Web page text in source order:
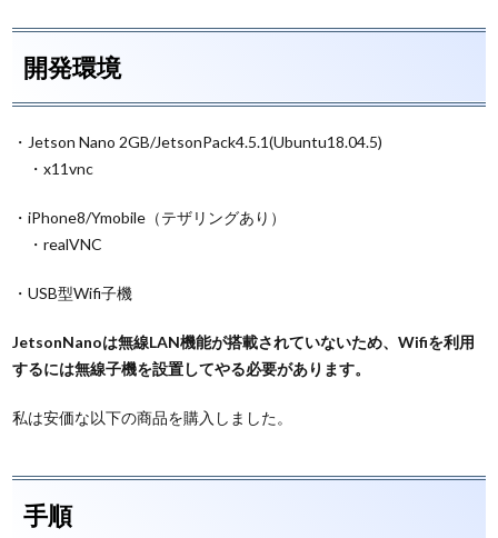
開発環境
・Jetson Nano 2GB/JetsonPack4.5.1(Ubuntu18.04.5)
・x11vnc
・iPhone8/Ymobile（テザリングあり）
・realVNC
・USB型Wifi子機
JetsonNanoは無線LAN機能が搭載されていないため、Wifiを利用
するには無線子機を設置してやる必要があります。
私は安価な以下の商品を購入しました。
手順